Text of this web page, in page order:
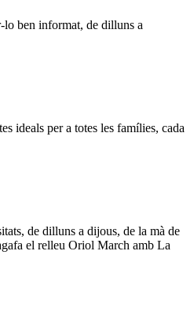
lo ben informat, de dilluns a
ideals per a totes les famílies, cada
de dilluns a dijous, de la mà de
el relleu Oriol March amb La